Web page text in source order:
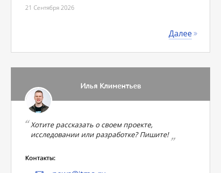
21 Сентября 2026
Далее
Илья Климентьев
Хотите рассказать о своем проекте,
исследовании или разработке? Пишите!
Контакты: